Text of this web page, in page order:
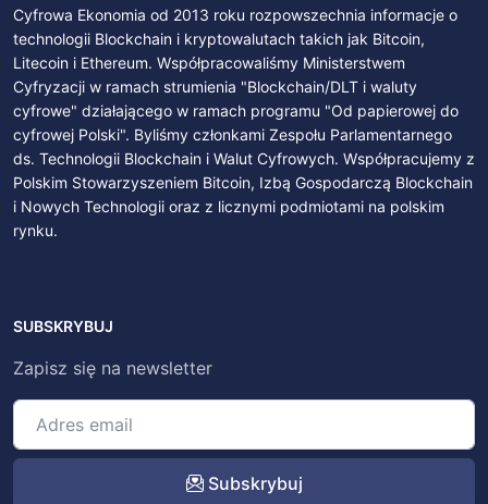
Cyfrowa Ekonomia od 2013 roku rozpowszechnia informacje o
technologii Blockchain i kryptowalutach takich jak Bitcoin,
Litecoin i Ethereum. Współpracowaliśmy Ministerstwem
Cyfryzacji w ramach strumienia "Blockchain/DLT i waluty
cyfrowe" działającego w ramach programu "Od papierowej do
cyfrowej Polski". Byliśmy członkami Zespołu Parlamentarnego
ds. Technologii Blockchain i Walut Cyfrowych. Współpracujemy z
Polskim Stowarzyszeniem Bitcoin, Izbą Gospodarczą Blockchain
i Nowych Technologii oraz z licznymi podmiotami na polskim
rynku.
SUBSKRYBUJ
Zapisz się na newsletter
Subskrybuj